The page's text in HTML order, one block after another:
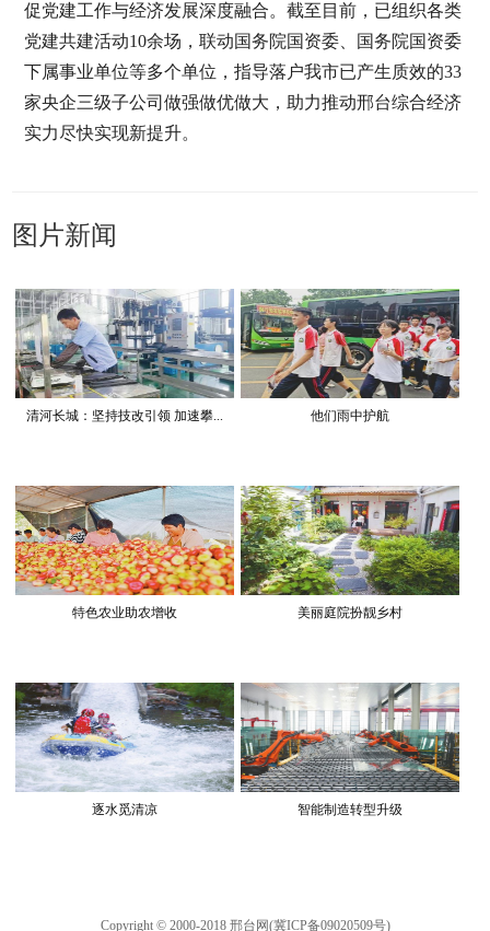
促党建工作与经济发展深度融合。截至目前，已组织各类
党建共建活动10余场，联动国务院国资委、国务院国资委
下属事业单位等多个单位，指导落户我市已产生质效的33
家央企三级子公司做强做优做大，助力推动邢台综合经济
实力尽快实现新提升。
图片新闻
清河长城：坚持技改引领 加速攀... 他们雨中护航
特色农业助农增收 美丽庭院扮靓乡村
逐水觅清凉 智能制造转型升级